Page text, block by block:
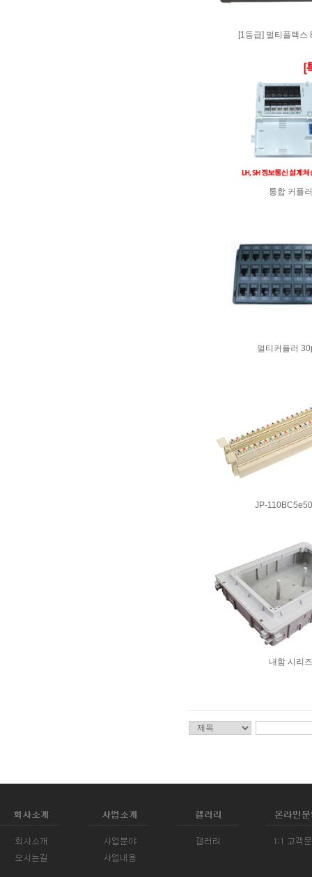
[1등급] 멀티플렉스
통합 커플러
멀티커플러
JP-
내함 시리즈